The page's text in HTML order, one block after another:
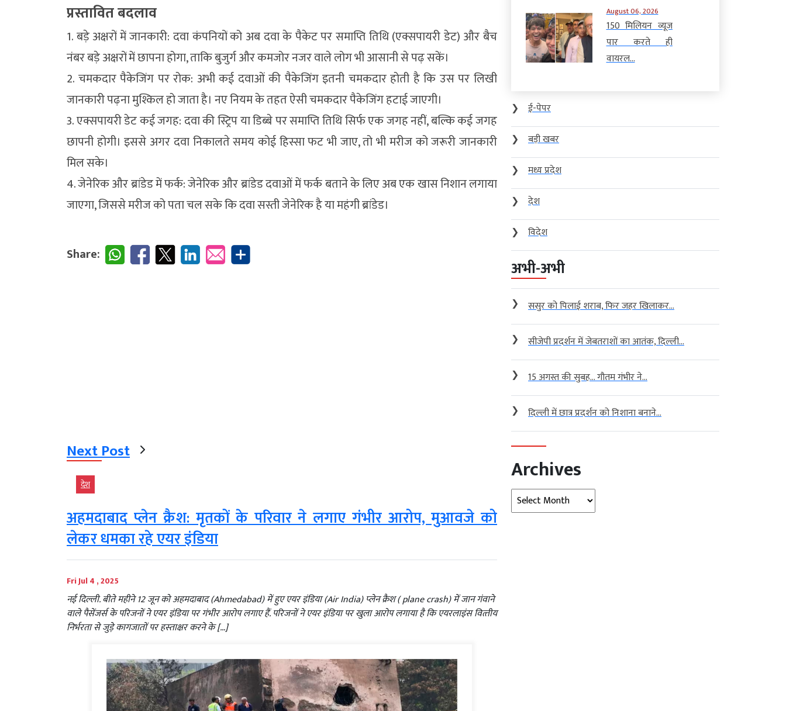
प्रस्तावित बदलाव
1. बड़े अक्षरों में जानकारी: दवा कंपनियों को अब दवा के पैकेट पर समाप्ति तिथि (एक्सपायरी डेट) और बैच
नंबर बड़े अक्षरों में छापना होगा, ताकि बुजुर्ग और कमजोर नजर वाले लोग भी आसानी से पढ़ सकें।
2. चमकदार पैकेजिंग पर रोक: अभी कई दवाओं की पैकेजिंग इतनी चमकदार होती है कि उस पर लिखी
जानकारी पढ़ना मुश्किल हो जाता है। नए नियम के तहत ऐसी चमकदार पैकेजिंग हटाई जाएगी।
3. एक्सपायरी डेट कई जगह: दवा की स्ट्रिप या डिब्बे पर समाप्ति तिथि सिर्फ एक जगह नहीं, बल्कि कई जगह
छापनी होगी। इससे अगर दवा निकालते समय कोई हिस्सा फट भी जाए, तो भी मरीज को जरूरी जानकारी
मिल सके।
4. जेनेरिक और ब्रांडेड में फर्क: जेनेरिक और ब्रांडेड दवाओं में फर्क बताने के लिए अब एक खास निशान लगाया
जाएगा, जिससे मरीज को पता चल सके कि दवा सस्ती जेनेरिक है या महंगी ब्रांडेड।
Share:
Next Post
देश
अहमदाबाद प्लेन क्रैश: मृतकों के परिवार ने लगाए गंभीर आरोप, मुआवजे को
लेकर धमका रहे एयर इंडिया
Fri Jul 4 , 2025
नई दिल्ली. बीते महीने 12 जून को अहमदाबाद (Ahmedabad) में हुए एयर इंडिया (Air India) प्‍लेन क्रैश ( plane crash) में जान गंवाने
वाले पैसेंजर्स के परिजनों ने एयर इंडिया पर गंभीर आरोप लगाए हैं. परिजनों ने एयर इंडिया पर खुला आरोप लगाया है कि एयरलाइंस वित्‍तीय
निर्भरता से जुड़े कागजातों पर हस्‍ताक्षर करने के […]
August 06, 2026
150 मिलियन व्यूज
पार करते ही
वायरल...
❯
ई-पेपर
❯
बड़ी खबर
❯
मध्य प्रदेश
❯
देश
❯
विदेश
अभी-अभी
❯ ससुर को पिलाई शराब, फिर जहर खिलाकर...
❯ सीजेपी प्रदर्शन में जेबतराशों का आतंक, दिल्ली...
❯ 15 अगस्त की सुबह… गौतम गंभीर ने...
❯ दिल्ली में छात्र प्रदर्शन को निशाना बनाने...
Archives
Archives